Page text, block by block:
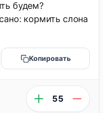
будем?
кормить слона
Копировать
55